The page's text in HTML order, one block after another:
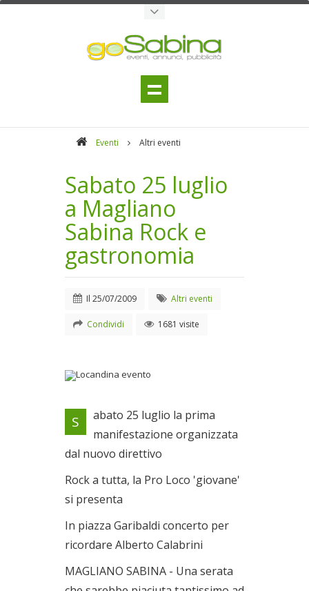
Eventi Altri eventi
Sabato 25 luglio
a Magliano
Sabina Rock e
gastronomia
Il 25/07/2009 Altri eventi
Condividi 1681 visite
Locandina evento
Il 25/07/2009
S
abato 25 luglio la prima
manifestazione organizzata
dal nuovo direttivo
Rock a tutta, la Pro Loco 'giovane'
si presenta
In piazza Garibaldi concerto per
ricordare Alberto Calabrini
MAGLIANO SABINA - Una serata